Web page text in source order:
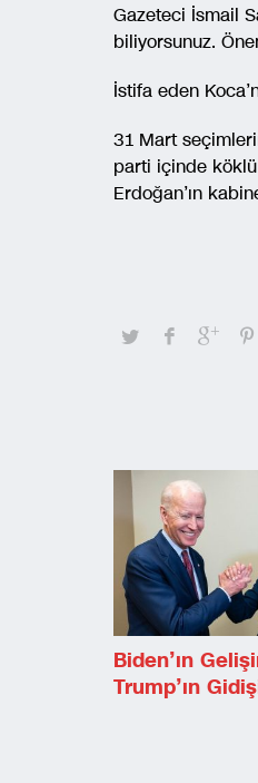
Gazeteci İsmail
biliyorsunuz.
İstifa eden
31 Mart
parti içinde köklü
Erdoğan’ın
Biden’ın
Trump’ın